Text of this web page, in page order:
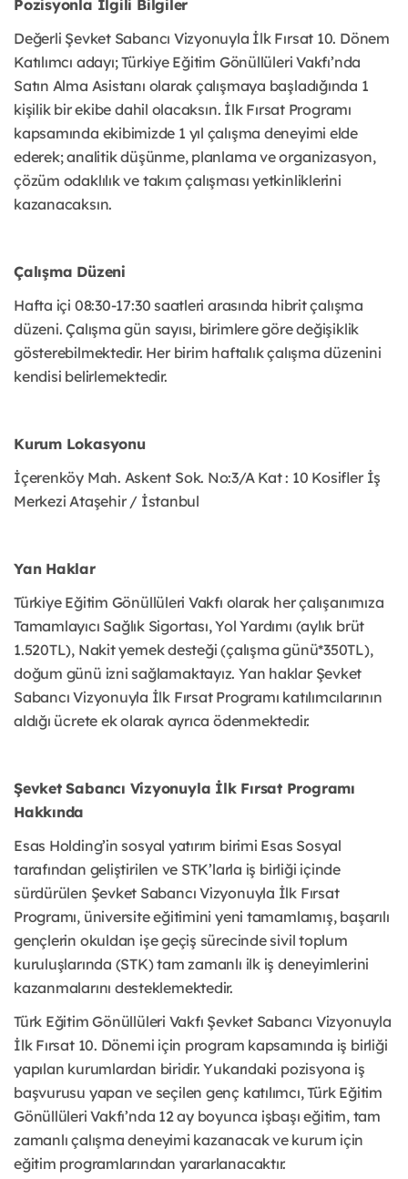
Pozisyonla İlgili Bilgiler
Değerli Şevket Sabancı Vizyonuyla İlk Fırsat 10. Dönem
Katılımcı adayı; Türkiye Eğitim Gönüllüleri Vakfı’nda
Satın Alma Asistanı olarak çalışmaya başladığında 1
kişilik bir ekibe dahil olacaksın. İlk Fırsat Programı
kapsamında ekibimizde 1 yıl çalışma deneyimi elde
ederek; analitik düşünme, planlama ve organizasyon,
çözüm odaklılık ve takım çalışması yetkinliklerini
kazanacaksın.
Çalışma Düzeni
Hafta içi 08:30-17:30 saatleri arasında hibrit çalışma
düzeni. Çalışma gün sayısı, birimlere göre değişiklik
gösterebilmektedir. Her birim haftalık çalışma düzenini
kendisi belirlemektedir.
Kurum Lokasyonu
İçerenköy Mah. Askent Sok. No:3/A Kat : 10 Kosifler İş
Merkezi Ataşehir / İstanbul
Yan Haklar
Türkiye Eğitim Gönüllüleri Vakfı olarak her çalışanımıza
Tamamlayıcı Sağlık Sigortası, Yol Yardımı (aylık brüt
1.520TL), Nakit yemek desteği (çalışma günü*350TL),
doğum günü izni sağlamaktayız. Yan haklar Şevket
Sabancı Vizyonuyla İlk Fırsat Programı katılımcılarının
aldığı ücrete ek olarak ayrıca ödenmektedir.
Şevket Sabancı Vizyonuyla İlk Fırsat Programı
Hakkında
Esas Holding’in sosyal yatırım birimi Esas Sosyal
tarafından geliştirilen ve STK’larla iş birliği içinde
sürdürülen Şevket Sabancı Vizyonuyla İlk Fırsat
Programı, üniversite eğitimini yeni tamamlamış, başarılı
gençlerin okuldan işe geçiş sürecinde sivil toplum
kuruluşlarında (STK) tam zamanlı ilk iş deneyimlerini
kazanmalarını desteklemektedir.
Türk Eğitim Gönüllüleri Vakfı Şevket Sabancı Vizyonuyla
İlk Fırsat 10. Dönemi için program kapsamında iş birliği
yapılan kurumlardan biridir. Yukarıdaki pozisyona iş
başvurusu yapan ve seçilen genç katılımcı, Türk Eğitim
Gönüllüleri Vakfı’nda 12 ay boyunca işbaşı eğitim, tam
zamanlı çalışma deneyimi kazanacak ve kurum için
eğitim programlarından yararlanacaktır.